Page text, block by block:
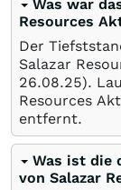
Was war
Resources
Der
Salazar
26.08.25).
Resources
entfernt.
Was ist die
von Salazar